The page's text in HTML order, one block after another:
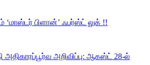
‘மாஸ்டர் பிளான்’ ஃபர்ஸ்ட் லுக் !!
அதிகாரப்பூர்வ அறிவிப்பு: ஆகஸ்ட் 28-ல்